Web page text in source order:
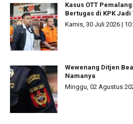
Kasus OTT
Bertugas di KPK Jadi
Kamis, 30 Juli 2026 |
Wewenang Ditjen
Namanya
Minggu, 02 Agustus